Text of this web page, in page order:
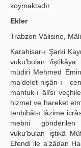
koymaktadır.
Ekler
Trabzon Vâlisine,
Karahisar-ı Şarki
vuku'bulan /iştikâya
müdiri Mehmed
ma‘delet-nişân-ı
mantuk-ı âlîsi
hizmet ve hareket
tenbihât-ı lâzime
mebni gönderilen
vuku'bulan iştikâ
Efendi ile a'zâdan